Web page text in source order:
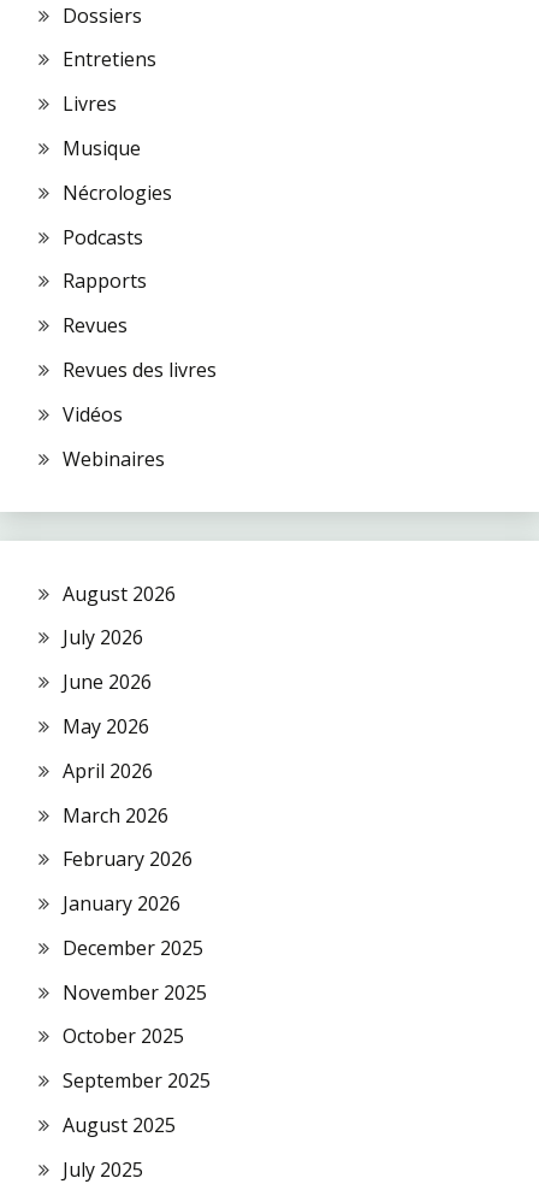
Dossiers
Entretiens
Livres
Musique
Nécrologies
Podcasts
Rapports
Revues
Revues des livres
Vidéos
Webinaires
August 2026
July 2026
June 2026
May 2026
April 2026
March 2026
February 2026
January 2026
December 2025
November 2025
October 2025
September 2025
August 2025
July 2025